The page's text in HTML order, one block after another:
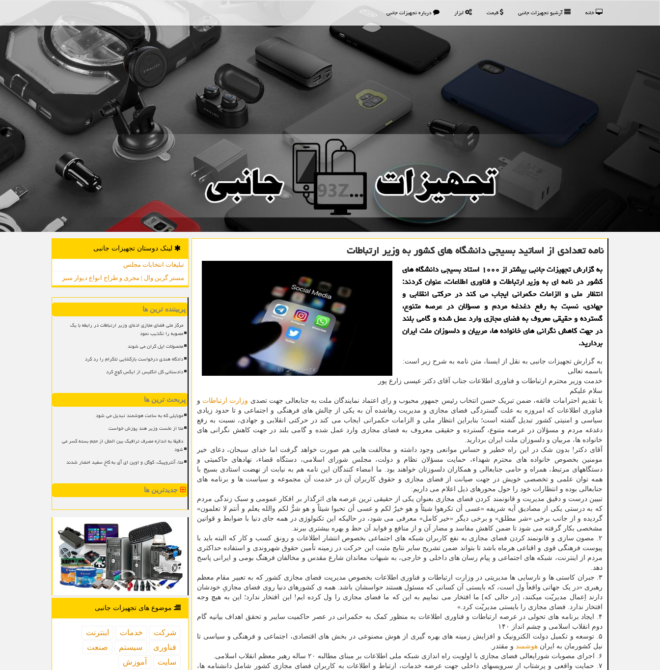
خانه آرشیو تجهیزات جانبی قیمت ابزار درباره تجهیزات جانبی
نامه تعدادی از اساتید بسیجی دانشگاه های کشور به وزیر ارتباطات
به گزارش تجهیزات جانبی بیشتر از ۱۰۰۰ استاد بسیجی دانشگاه های
کشور در نامه ای به وزیر ارتباطات و فناوری اطلاعات، عنوان کردند:
انتظار ملی و الزامات حکمرانی ایجاب می کند در حرکتی انقلابی و
جهادی، نسبت به رفع دغدغه مردم و مسؤلان در عرصه متنوع،
گسترده و حقیقی معروف به فضای مجازی وارد عمل شده و گامی بلند
در جهت کاهش نگرانی های خانواده ها، مربیان و دلسوزان ملت ایران
بردارید.
به گزارش تجهیزات جانبی به نقل از ایسنا، متن نامه به شرح زیر است:
باسمه تعالی
خدمت وزیر محترم ارتباطات و فناوری اطلاعات جناب آقای دکتر عیسی زارع پور
سلام علیکم
با تقدیم احترامات فائقه، ضمن تبریک حسن انتخاب رئیس جمهور محبوب و رای اعتماد نمایندگان ملت به جنابعالی جهت تصدی وزارت ارتباطات و
فناوری اطلاعات که امروزه به علت گستردگی فضای مجازی و مدیریت رهاشده آن به یکی از چالش های فرهنگی و اجتماعی و تا حدود زیادی
سیاسی و امنیتی کشور تبدیل گشته است؛ بنابراین انتظار ملی و الزامات حکمرانی ایجاب می کند در حرکتی انقلابی و جهادی، نسبت به رفع
دغدغه مردم و مسؤلان در عرصه متنوع، گسترده و حقیقی معروف به فضای مجازی وارد عمل شده و گامی بلند در جهت کاهش نگرانی های
خانواده ها، مربیان و دلسوزان ملت ایران بردارید.
آقای دکتر! بدون شک در این راه خطیر و حساس موانعی وجود داشته و مخالفت هایی هم صورت خواهد گرفت اما خدای سبحان، دعای خیر
مومنین بخصوص خانواده های محترم شهداء، حمایت مسؤلان نظام و دولت، مجلس شورای اسلامی، دستگاه قضاء، نهادهای حاکمیتی و
دستگاههای مرتبط، همراه و حامی جنابعالی و همکاران دلسوزتان خواهند بود. ما امضاء کنندگان این نامه هم به نیابت از نهضت استادی بسیج با
همه توان علمی و تخصصی خویش در جهت صیانت از فضای مجازی و حقوق کاربران آن در خدمت آن مجموعه و سیاست ها و برنامه های
جنابعالی بوده و انتظارات خود را حول محورهای ذیل اعلام می داریم:
تبیین درست و دقیق مدیریت و قانونمند کردن فضای مجازی بعنوان یکی از حقیقی­­ ترین عرصه های اثرگذار بر افکار عمومی و سبک زندگی مردم
که به درستی یکی از مصادیق آیه شریفه «عسی أن تکرهوا شیئاً و هو خیرٌ لکم و عسی أن تحبوا شیئاً و هو شرُّ لکم والله یعلم و أنتم لا تعلمون»
گردیده و از جانب برخی «شر مطلق» و برخی دیگر «خیر کامل» معرفی می شود، در حالیکه این تکنولوژی در همه جای دنیا با ضوابط و قوانین
مشخصی بکار گرفته می شود تا ضمن کاهش مفاسد و مضار آن و از منافع و فواید آن حظ و بهره بیشتری ببرند.
۲. مصون سازی و قانونمند کردن فضای مجازی به نفع کاربران شبکه های اجتماعی بخصوص انتشار اطلاعات و رونق کسب و کار که البته باید با
پیوست فرهنگی قوی و اقناعی هرماه باشد تا بتواند ضمن تشریح سایر نتایج مثبت این حرکت در زمینه تأمین حقوق شهروندی و استفاده حداکثری
مردم از اینترنت، شبکه های اجتماعی و پیام رسان های داخلی و خارجی، به شبهات معاندان شارع مقدس و مخالفان فرهنگ بومی و ایرانی پاسخ
دهد.
۳. جبران کاستی ها و نارسایی ها مدیریتی در وزارت ارتباطات و فناوری اطلاعات بخصوص مدیریت فضای مجازی کشور که به تعبیر مقام معظم
رهبری «در یک جهاتی واقعاً ول است، که بایستی آن کسانی که مسئول هستند حواسشان باشد. همه ی کشورهای دنیا روی فضای مجازیِ خودشان
دارند اِعمال مدیریّت میکنند، [در حالی که] ما افتخار می نماییم به این که ما فضای مجازی را ول کرده ایم! این افتخار ندارد؛ این به هیچ وجه
افتخار ندارد. فضای مجازی را بایستی مدیریّت کرد.»
۴. ایجاد برنامه های تحولی در عرصه ارتباطات و فناوری اطلاعات به منظور کمک به حکمرانی در عصر حاکمیت سایبر و تحقق اهداف بیانیه گام
دوم انقلاب اسلامی و چشم انداز ۱۴۰
۵. توسعه و تکمیل دولت الکترونیک و افزایش زمینه های بهره گیری از هوش مصنوعی در بخش های اقتصادی، اجتماعی و فرهنگی و سیاسی تا
نیل کشورمان به ایران هوشمند و مقتدر.
۶. اجرای مصوبات شورایعالی فضای مجازی با اولویت راه اندازی شبکه ملی اطلاعات بر مبنای مطالبه ۲۰ ساله رهبر معظم انقلاب اسلامی.
۷. حمایت واقعی و پرشتاب از سرویسهای داخلی جهت عرضه خدمات، ارتباط و اطلاعات به کاربران فضای مجازی کشور شامل دانشنامه ها،
لینک دوستان تجهیزات جانبی
تبلیغات انتخابات مجلس
مستر گرین وال | مجری و طراح انواع دیوار سبز
پربیننده ترین ها
مرکز ملی فضای مجازی ادعای وزیر ارتباطات در رابطه با یک
مصوبه را تکذیب نمود
محصولات اپل گران می شوند
دادگاه هندی درخواست بازگشایی تلگرام را رد کرد
دادستانی کل انگلیس از ایکس کوچ کرد
پربحث ترین ها
موبایلی که به ساعت هوشمند تبدیل می شود
متا از نخست وزیر هند پوزش خواست
دقیقا به اندازه مصرف ترافیک بین الملل از حجم بسته کسر می
شود
متا، آنتروپیک، گوگل و اوپن ای آی به کاخ سفید احضار شدند
جدیدترین ها
موضوع های تجهیزات جانبی
شركت خدمات
اینترنت
فناوری
سیستم
صنعت
سایت
آموزش